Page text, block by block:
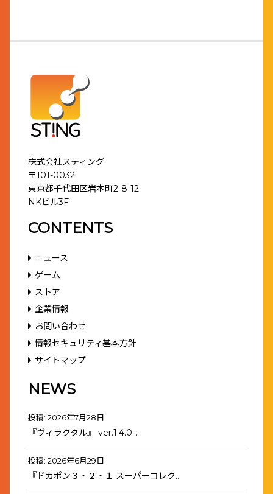
株式会社スティング
〒101-0032
東京都千代田区岩本町2-8-12
NKビル3F
CONTENTS
ニュース
ゲーム
ストア
企業情報
お問い合わせ
情報セキュリティ基本方針
サイトマップ
NEWS
投稿: 2026年7月28日
『ヴィラクタル』 ver.1.4.0…
投稿: 2026年6月29日
『ドカポン３・２・１ スーパーコレク…